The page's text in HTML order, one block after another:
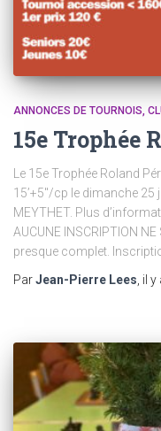
ANNONCES DE TOURNOIS
15e Trophée
Le 15e Trophée Roland
15’+5″/cp le dimanche 25
MEYTHET. Plus
AUCUNE INSCRIPTION
presque complet.
ParJean-Pierre Lees , il y